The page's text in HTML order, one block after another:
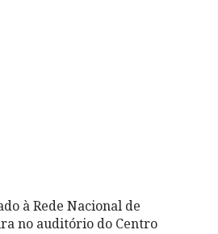
à Rede Nacional de
no auditório do Centro